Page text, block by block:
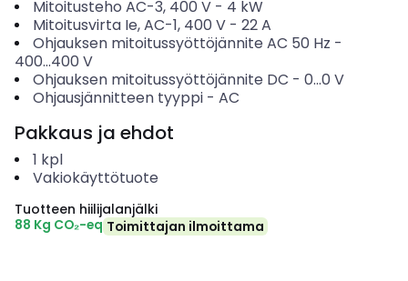
Mitoitusteho AC-3, 400 V- 4 kW
Mitoitusvirta Ie, AC-1, 400 V- 22A
Ohjauksen mitoitussyöttöjännite AC 50 Hz -
400...400 V
Ohjauksen mitoitussyöttöjännite DC - 0...0 V
Ohjausjännitteen tyyppi- AC
Pakkaus ja ehdot
1 kpl
Vakiokäyttötuote
Tuotteen hiilijalanjälki
88 Kg CO₂-eq Toimittajan ilmoittama